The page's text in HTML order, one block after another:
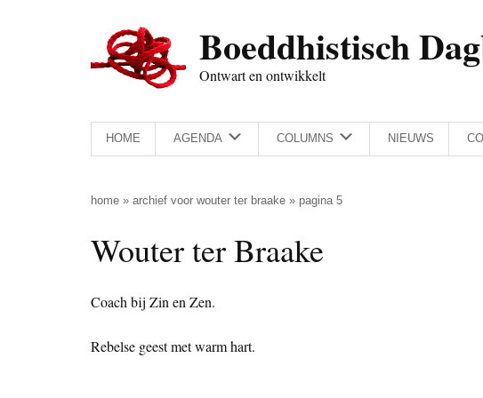
Boeddhistisch
Ontwart en ontwikkelt
HOME AGENDA COLUMNS NIEUWS
home » archief voor wouter ter braake » pagina 5
Wouter ter Braake
Coach bij Zin en Zen.
Rebelse geest met warm hart.